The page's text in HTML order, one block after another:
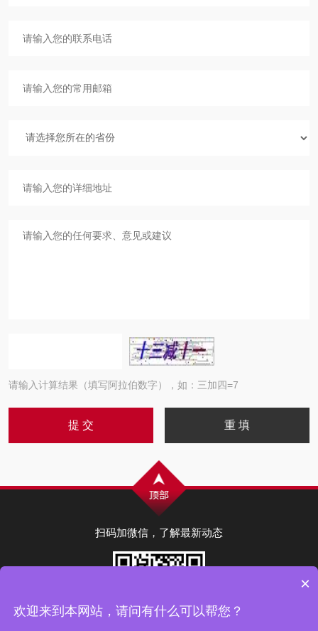
请输入计算结果（填写阿拉伯数字），如：三加四=7
扫码加微信，了解最新动态
×
欢迎来到本网站，请问有什么可以帮您？